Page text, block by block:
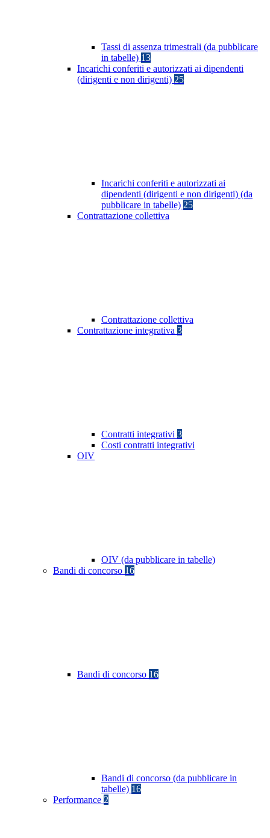
Tassi di assenza trimestrali (da pubblicare
in tabelle) 13
Incarichi conferiti e autorizzati ai dipendenti
(dirigenti e non dirigenti) 25
Incarichi conferiti e autorizzati ai
dipendenti (dirigenti e non dirigenti) (da
pubblicare in tabelle) 25
Contrattazione collettiva
Contrattazione collettiva
Contrattazione integrativa 3
Contratti integrativi 3
Costi contratti integrativi
OIV
OIV (da pubblicare in tabelle)
Bandi di concorso 16
Bandi di concorso 16
Bandi di concorso (da pubblicare in
tabelle) 16
Performance 2